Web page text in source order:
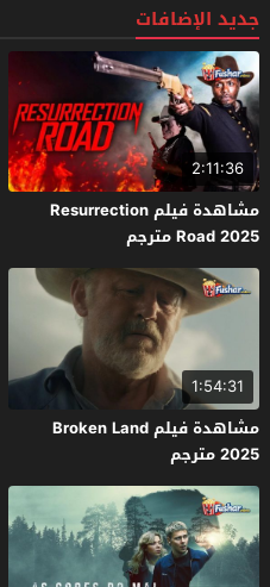
جديد الإضافات
2:11:36
مشاهدة فيلم Resurrection
Road 2025 مترجم
1:54:31
مشاهدة فيلم Broken Land
2025 مترجم